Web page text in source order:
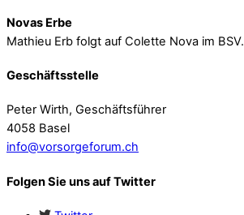
Novas Erbe
Mathieu Erb folgt auf Colette Nova im BSV.
Geschäftsstelle
Peter Wirth, Geschäftsführer
4058 Basel
info@vorsorgeforum.ch
Folgen Sie uns auf Twitter